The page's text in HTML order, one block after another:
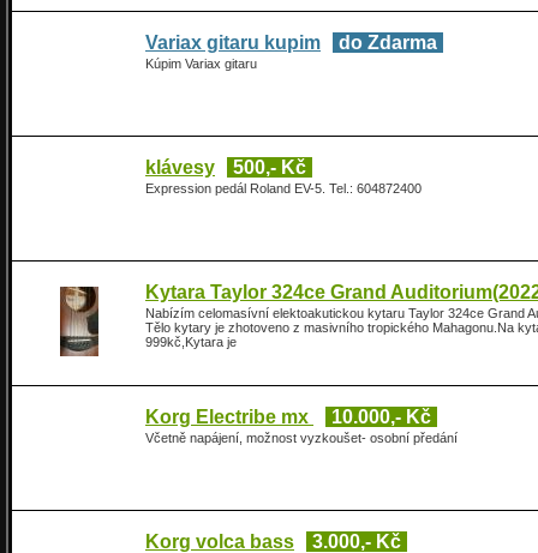
Variax gitaru kupim do Zdarma
Kúpim Variax gitaru
klávesy 500,- Kč
Expression pedál Roland EV-5. Tel.: 604872400
Kytara Taylor 324ce Grand
Nabízím celomasívní elektoakutickou kytaru Taylor 324ce Grand
Tělo kytary je zhotoveno z masivního tropického Mahagonu.Na
999kč,Kytara je
Korg Electribe mx 10.000,- Kč
Včetně napájení, možnost vyzkoušet- osobní předání
Korg volca bass 3.000,- Kč